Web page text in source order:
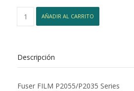
FILM
AÑADIR AL CARRITO
Descripción
Fuser FILM P2055/P2035 Series